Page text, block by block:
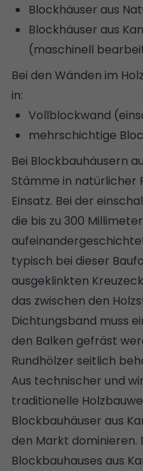
Blockhäuser aus
Blockhäuser aus
(maschinell
Bei den Wänden im
in:
Vollblockwand
mehrschichtige
Bei Blockbauhäusern
Stämme in natürlicher
Einsatz. Bei der
die bis zu 300
typisch bei dieser
ausgeklinkten
das zwischen den
Dichtungsband muss
den Balken gefräst
Rundhölzer seitlich
Aus technischer und
traditionelle
Blockbauhäuser aus
den Markt dominieren.
Blockbauhauses aus